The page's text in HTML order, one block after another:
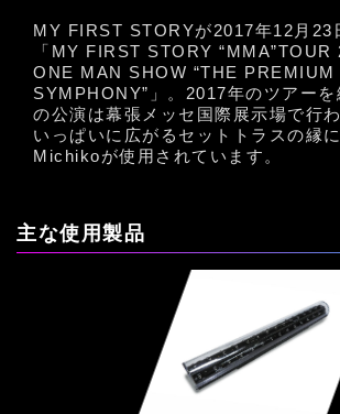
MY FIRST STORYが2017年12月23
「MY FIRST STORY
ONE MAN SHOW “THE PREMIUM
SYMPHONY”」。2017年のツアーを
の公演は幕張メッセ国際展示場で行
いっぱいに広がるセットトラスの縁
Michikoが使用されています。
主な使用製品